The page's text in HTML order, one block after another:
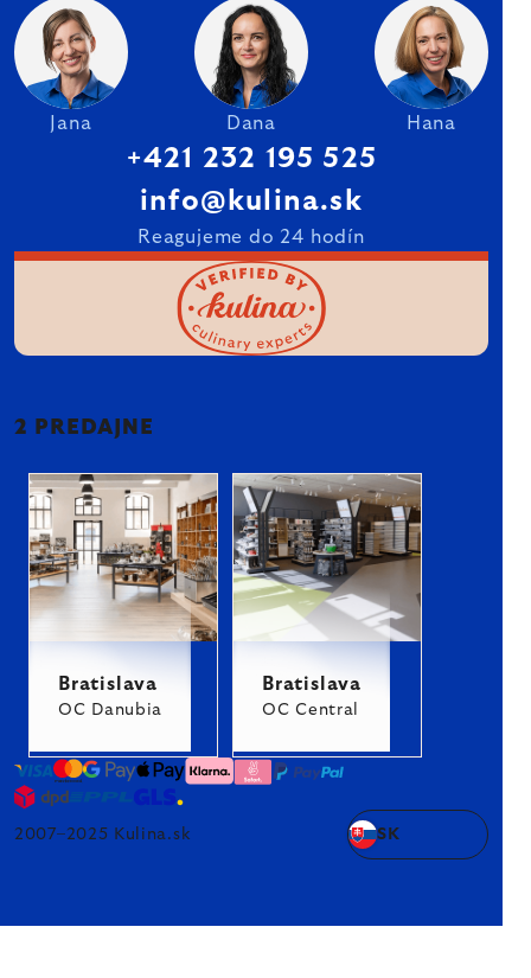
Jana Dana Hana
+421 232 195 525
info@kulina.sk
Reagujeme do 24 hodín
2 PREDAJNE
Bratislava
OC Danubia
Bratislava
OC Central
2007–2025 Kulina.sk SK